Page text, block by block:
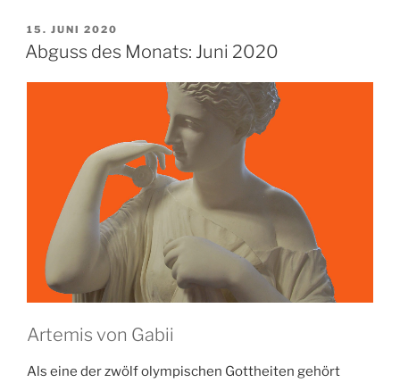
VERÖFFENTLICHT
AM
15. JUNI 2020
Abguss des Monats: Juni 2020
Artemis von Gabii
Als eine der zwölf olympischen Gottheiten gehört